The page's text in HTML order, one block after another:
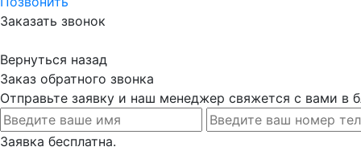
Заказать звонок
Вернуться назад
Заказ обратного звонка
Отправьте заявку и наш менеджер свяжется с вами в
Заявка бесплатна.